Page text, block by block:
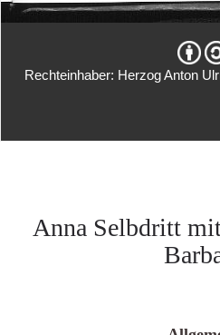
Rechteinhaber: Herzog Anton
Anna Selbdritt